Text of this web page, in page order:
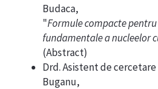
Budaca,
"Formule compacte
fundamentale a nucleelor
(Abstract)
Drd. Asistent de
Buganu,